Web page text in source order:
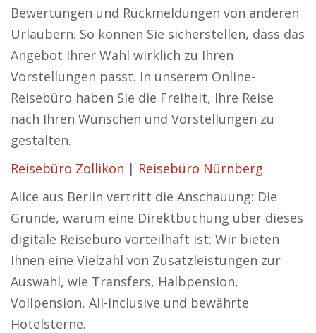
Bewertungen und Rückmeldungen von anderen
Urlaubern. So können Sie sicherstellen, dass das
Angebot Ihrer Wahl wirklich zu Ihren
Vorstellungen passt. In unserem Online-
Reisebüro haben Sie die Freiheit, Ihre Reise
nach Ihren Wünschen und Vorstellungen zu
gestalten.
Reisebüro Zollikon | Reisebüro Nürnberg
Alice aus Berlin vertritt die Anschauung: Die
Gründe, warum eine Direktbuchung über dieses
digitale Reisebüro vorteilhaft ist: Wir bieten
Ihnen eine Vielzahl von Zusatzleistungen zur
Auswahl, wie Transfers, Halbpension,
Vollpension, All-inclusive und bewährte
Hotelsterne.